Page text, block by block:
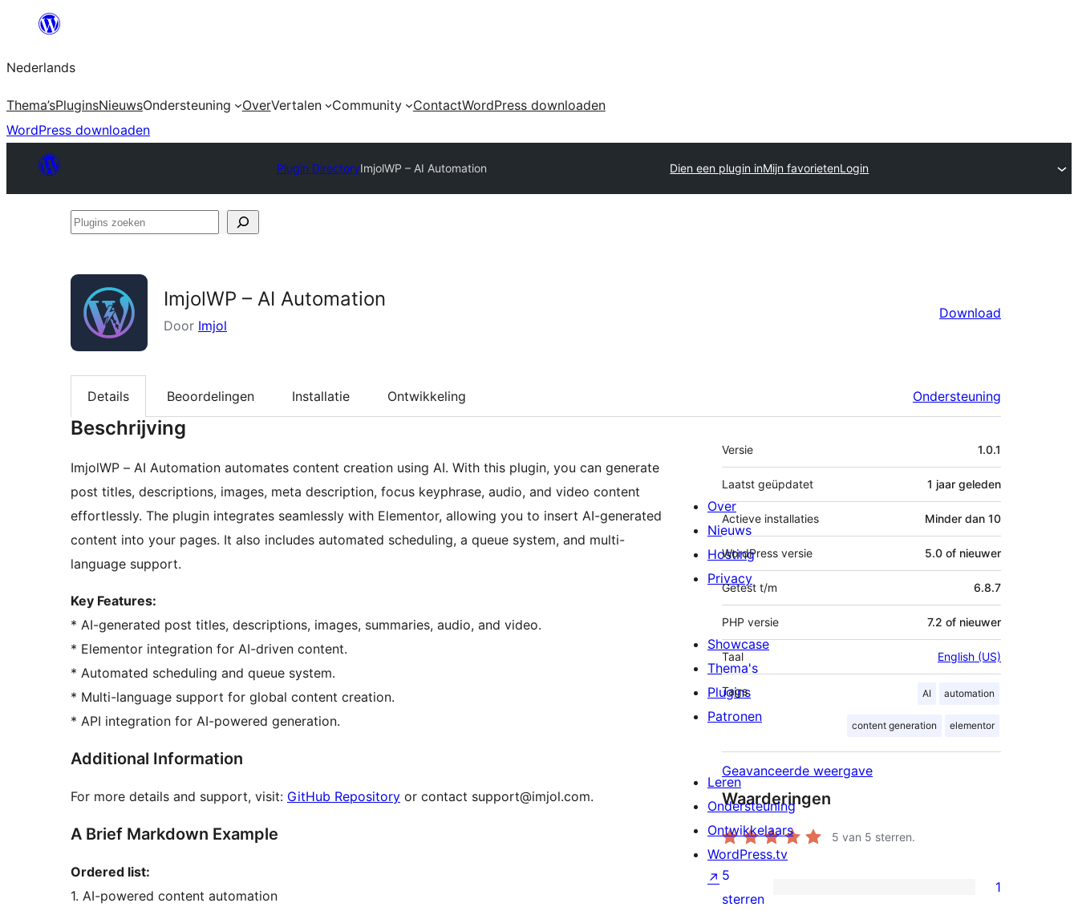
de
inhoud
Nederlands
Thema’sPluginsNieuwsOndersteuning OverVertalen Community ContactWordPress downloaden
WordPress downloaden
Plugin DirectoryImjolWP – AI Automation Dien een plugin inMijn favorietenLogin
Plugins
ImjolWP – AI Automation
Door Imjol
Download
Details Beoordelingen Installatie Ontwikkeling Ondersteuning
Beschrijving
ImjolWP – AI Automation automates content creation using AI. With this plugin, you can generate
post titles, descriptions, images, meta description, focus keyphrase, audio, and video content
effortlessly. The plugin integrates seamlessly with Elementor, allowing you to insert AI-generated
content into your pages. It also includes automated scheduling, a queue system, and multi-
language support.
Key Features:
* AI-generated post titles, descriptions, images, summaries, audio, and video.
* Elementor integration for AI-driven content.
* Automated scheduling and queue system.
* Multi-language support for global content creation.
* API integration for AI-powered generation.
Additional Information
For more details and support, visit: GitHub Repository or contact support@imjol.com.
A Brief Markdown Example
Ordered list:
1. AI-powered content automation
Meta
Versie 1.0.1
Laatst geüpdatet 1 jaar geleden
Actieve installaties Minder dan 10
WordPress versie 5.0 of nieuwer
Getest t/m 6.8.7
PHP versie 7.2 of nieuwer
Taal English (US)
Tags AI automation
content generation elementor
Geavanceerde weergave
Waarderingen
5 van 5 sterren.
1
5
sterren
1
Over
Nieuws
Hosting
Privacy
Showcase
Thema's
Plugins
Patronen
Leren
Ondersteuning
Ontwikkelaars
WordPress.tv
↗